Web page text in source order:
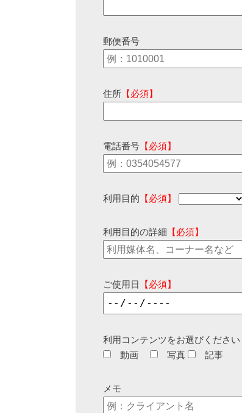
郵便番号
住所 【必須】
電話番号 【必須】
利用目的 【必須】
利用目的の詳細 【必須】
ご使用日 【必須】
利用コンテンツをお選びください
動画
写真 記事
メモ